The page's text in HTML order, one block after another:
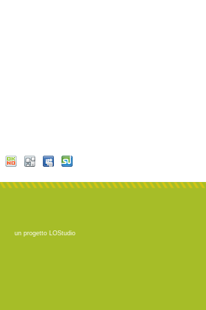
un progetto LOStudio